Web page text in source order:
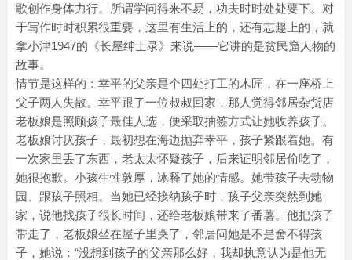
歌创作身体力行。所谓学问得来不易，功夫时时处处要下。对
于写作时时积累很重要，这里有生活上的，还有志趣上的，就
拿小津1947的《长屋绅士录》来说——它讲的是贫民窟人物的
故事。
情节是这样的：幸平的父亲是个四处打工的木匠，在一座桥上
父子两人失散。幸平跟了一位叔叔回家，那人觉得邻居杂货店
老板娘是照顾孩子最佳人选，便采取抽签方式让她收养孩子。
老板娘讨厌孩子，最初想在海边抛弃幸平，孩子紧跟着她。有
一次家里丢了东西，老太太怀疑孩子，后来证明邻居偷吃了，
她很抱歉。小孩生性敦厚，冰释了她的情感。她带孩子去动物
园、跟孩子照相。当她已经接纳孩子时，孩子父亲突然到她
家，说他找孩子很长时间，还给老板娘带来了番薯。他把孩子
带走了，老板娘坐在屋子里哭了，邻居问她是不是舍不得孩
子，她说：“没想到孩子的父亲那么好，我却执意认为是他无